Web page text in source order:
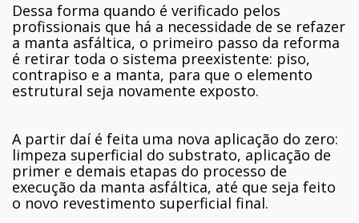
Dessa forma quando é verificado pelos
profissionais que há a necessidade de se refazer
a manta asfáltica, o primeiro passo da reforma
é retirar toda o sistema preexistente: piso,
contrapiso e a manta, para que o elemento
estrutural seja novamente exposto.
A partir daí é feita uma nova aplicação do zero:
limpeza superficial do substrato, aplicação de
primer e demais etapas do processo de
execução da manta asfáltica, até que seja feito
o novo revestimento superficial final.